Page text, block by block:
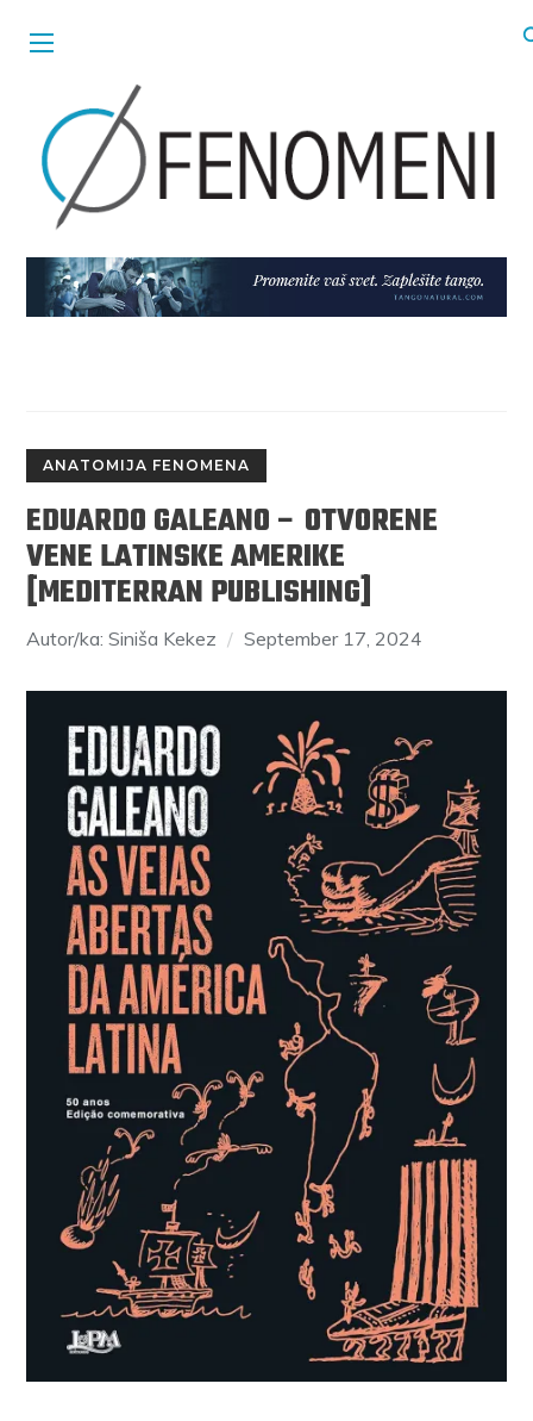
ANATOMIJA FENOMENA
EDUARDO GALEANO – OTVORENE
VENE LATINSKE AMERIKE
[MEDITERRAN PUBLISHING]
Autor/ka: Siniša Kekez September 17, 2024